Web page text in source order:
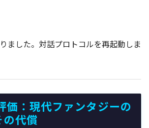
ました。対話プロトコルを再起動しま
価：現代ファンタジーの
代償